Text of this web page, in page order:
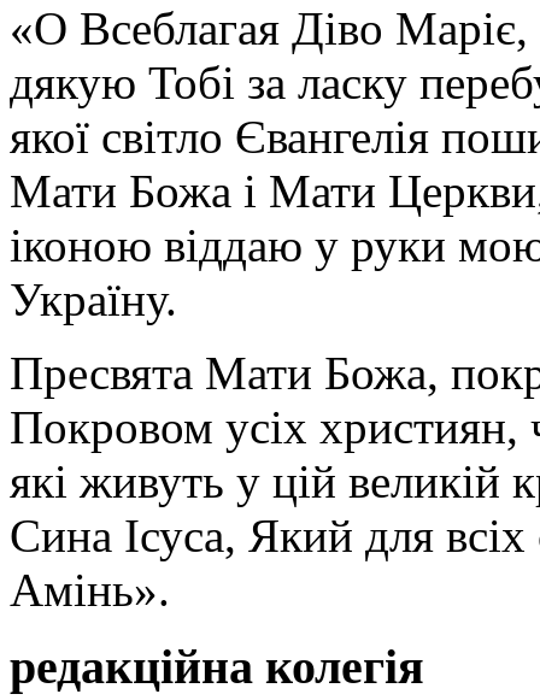
«О Всеблагая Діво
дякую Тобі за ласку
якої світло Євангелія
Мати Божа і Мати
іконою віддаю у руки
Україну.
Пресвята Мати Божа,
Покровом усіх християн,
які живуть у цій великій
Сина Ісуса, Який для
Амінь».
редакційна колегія